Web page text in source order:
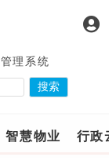
理系统
智慧物业 行政